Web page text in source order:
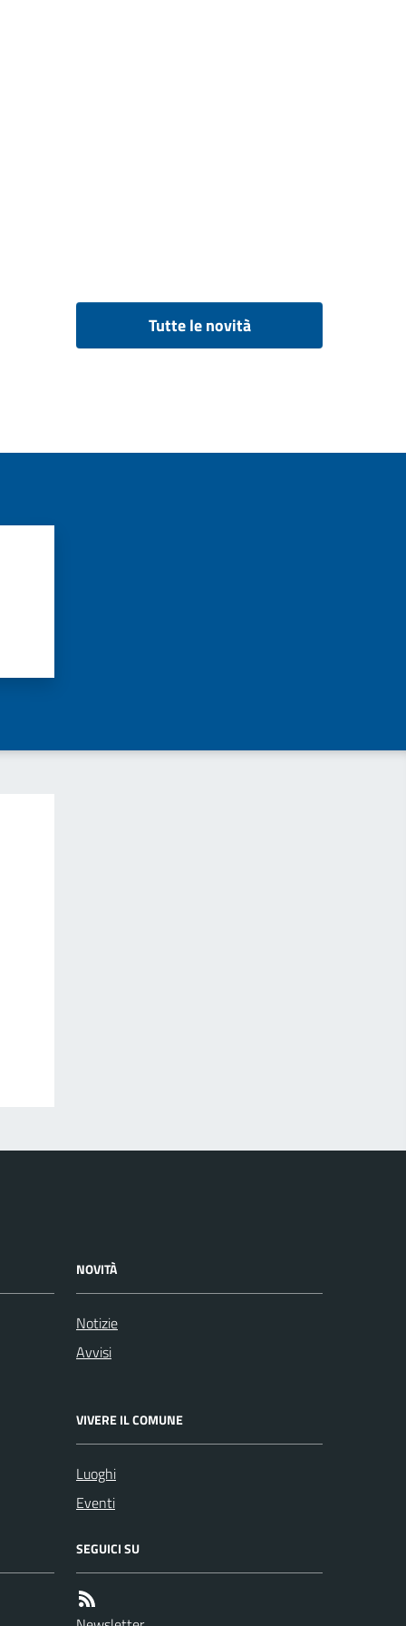
Tutte le novità
NOVITÀ
Notizie
Avvisi
VIVERE IL COMUNE
Luoghi
Eventi
SEGUICI SU